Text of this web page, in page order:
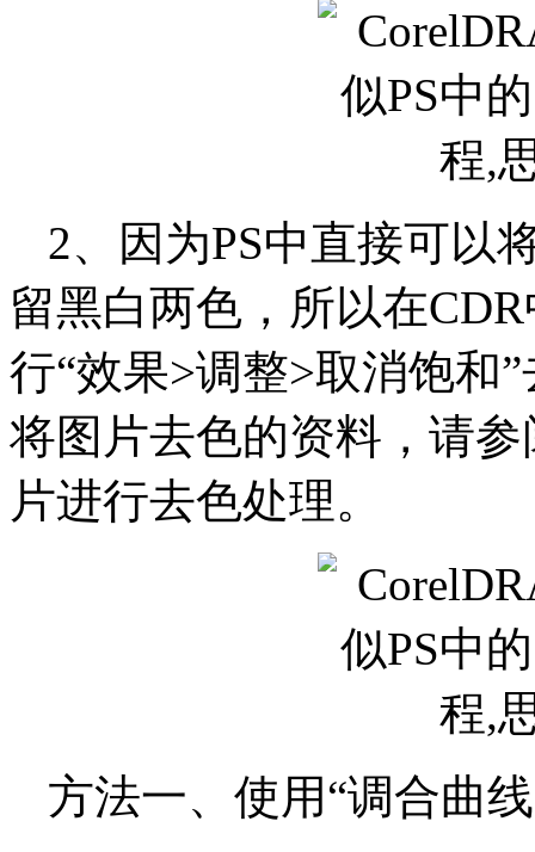
2、因为PS中直接可以
留黑白两色，所以在
行“效果>调整>取消饱和
将图片去色的资料，请
片进行去色处理。
方法一、使用“调合曲